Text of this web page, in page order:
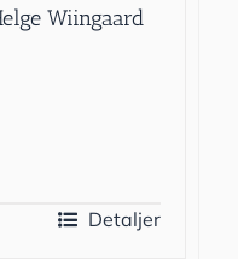
Wiingaard
Detaljer